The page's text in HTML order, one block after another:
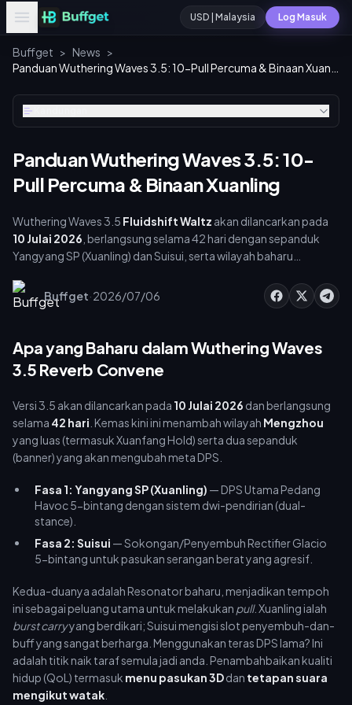
USD | Malaysia Log Masuk
Buffget > News >
Panduan Wuthering Waves 3.5: 10-
Pull Percuma & Binaan Xuanling
Wuthering Waves 3.5 Fluidshift Waltz akan dilancarkan pada
10 Julai 2026 , berlangsung selama 42 hari dengan sepanduk
Yangyang SP (Xuanling) dan Suisui, serta wilayah baharu
nilai Lunite anda untuk mencapai 80-pull hard pity. Berikut
adalah setiap maklumat tentang pull, binaan, dan bajet.
Buffget·2026/07/06
Apa yang Baharu dalam Wuthering Waves
3.5 Reverb Convene
Versi 3.5 akan dilancarkan pada 10 Julai 2026 dan berlangsung
selama 42 hari . Kemas kini ini menambah wilayah Mengzhou
yang luas (termasuk Xuanfang Hold) serta dua sepanduk
(banner) yang akan mengubah meta DPS.
Fasa 1: Yangyang SP (Xuanling) — DPS Utama Pedang
Havoc 5-bintang dengan sistem dwi-pendirian (dual-
stance).
Fasa 2: Suisui — Sokongan/Penyembuh Rectifier Glacio
5-bintang untuk pasukan serangan berat yang agresif.
Kedua-duanya adalah Resonator baharu, menjadikan tempoh
ini sebagai peluang utama untuk melakukan pull. Xuanling ialah
burst carryyang berdikari; Suisui mengisi slot penyembuh-dan-
buff yang sangat berharga. Menggunakan teras DPS lama? Ini
adalah titik naik taraf semula jadi anda. Penambahbaikan kualiti
hidup (QoL) termasuk menu pasukan 3Ddan tetapan suara
mengikut watak